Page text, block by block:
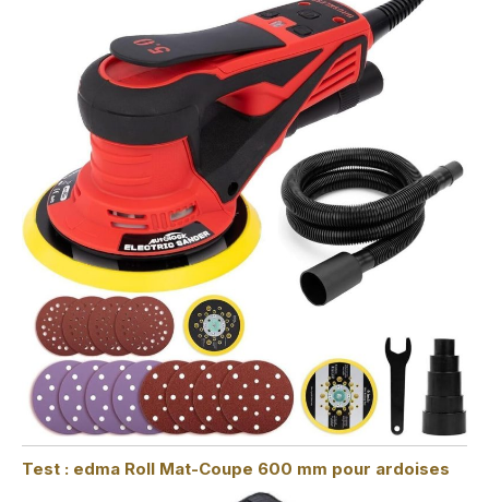
Test : edma Roll Mat-Coupe 600 mm pour ardoises